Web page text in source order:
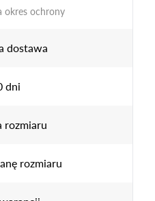
okres ochrony
dostawa
dni
rozmiaru
rozmiaru